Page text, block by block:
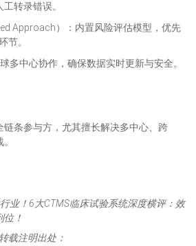
转录错误。
Approach）：内置风险评估模型，优先
节。
多中心协作，确保数据实时更新与安全。
条参与方，尤其擅长解决多中心、跨
业！6大CTMS临床试验系统深度横评：效
！
载注明出处：